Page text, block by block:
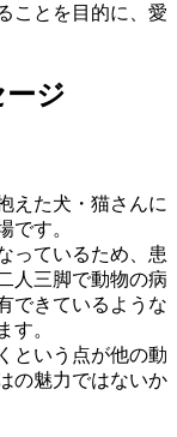
ことを目的に、愛
ジ
えた犬・猫さんに
です。
っているため、患
人三脚で動物の病
できているような
す。
という点が他の動
の魅力ではないか